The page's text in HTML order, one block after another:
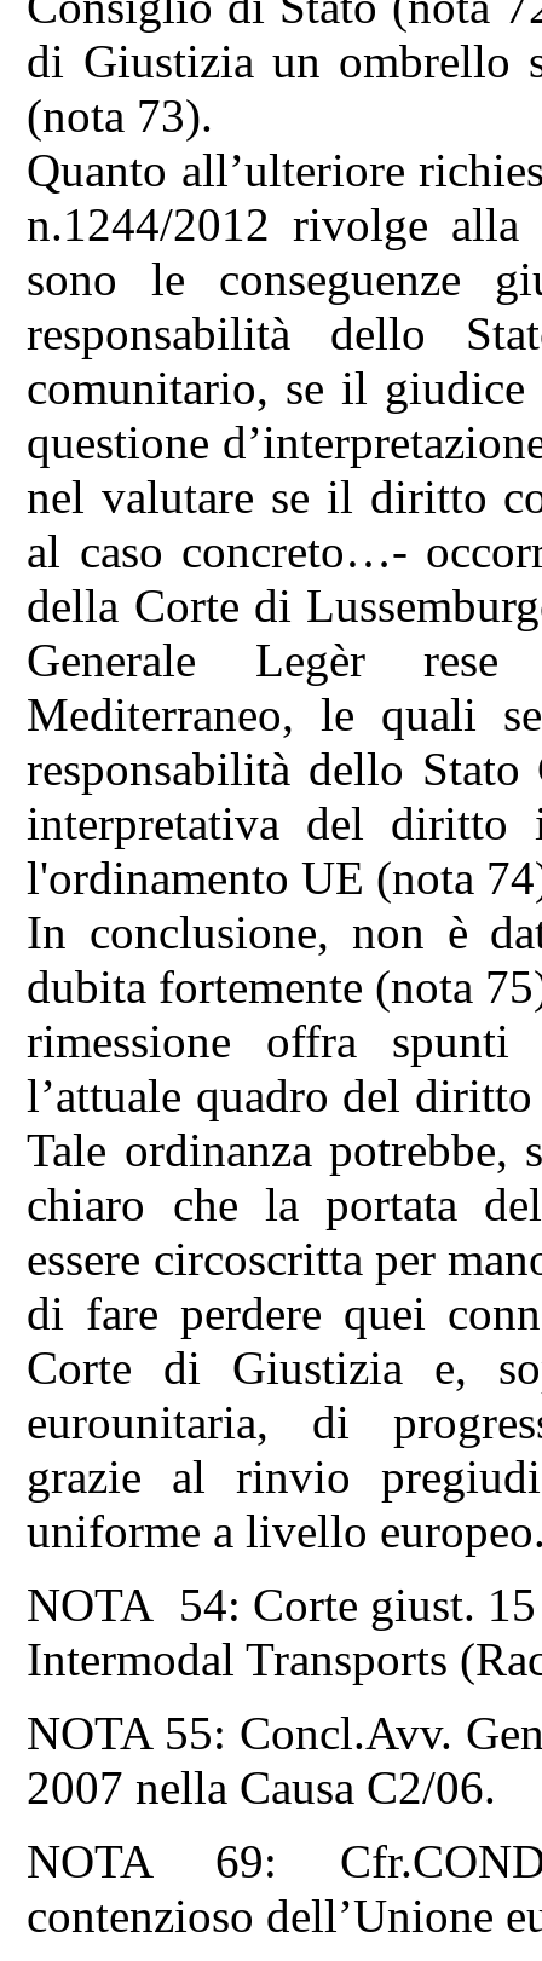
di Giustizia un ombrello
(nota 73).
Quanto all’ulteriore
n.1244/2012 rivolge
sono le conseguenze
responsabilità dello
comunitario, se il giudice
questione
nel valutare se il diritto
al caso concreto…-
della Corte di
Generale Legèr
Mediterraneo, le quali
responsabilità dello
interpretativa del diritto
l'ordinamento UE (nota
In conclusione, non è
dubita fortemente (nota
rimessione offra
l’attuale quadro del
Tale ordinanza potrebbe,
chiaro che la portata
essere circoscritta per
di fare perdere quei
Corte di Giustizia e,
eurounitaria, di
grazie al rinvio
uniforme a livello
NOTA 54: Corte giust. 15
Intermodal Transports
NOTA 55: Concl.Avv.
2007 nella Causa C2/06.
NOTA 69:
contenzioso dell’Unione